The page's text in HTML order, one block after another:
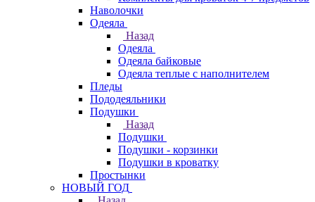
Наволочки
Одеяла
Назад
Одеяла
Одеяла байковые
Одеяла теплые с наполнителем
Пледы
Пододеяльники
Подушки
Назад
Подушки
Подушки - корзинки
Подушки в кроватку
Простынки
НОВЫЙ ГОД